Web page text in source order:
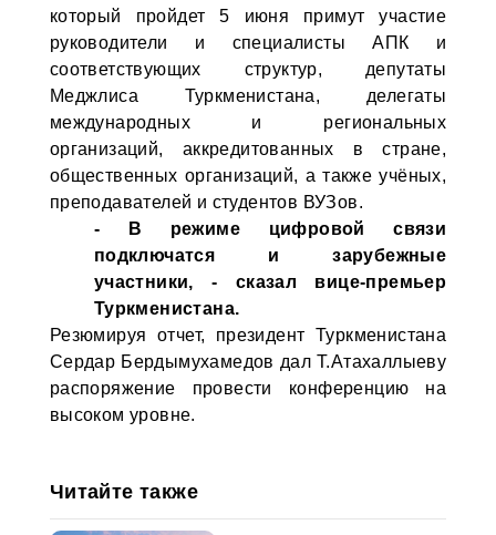
который пройдет 5 июня примут участие
руководители и специалисты АПК и
соответствующих структур, депутаты
Меджлиса Туркменистана, делегаты
международных и региональных
организаций, аккредитованных в стране,
общественных организаций, а также учёных,
преподавателей и студентов ВУЗов.
- В режиме цифровой связи
подключатся и зарубежные
участники, - сказал вице-премьер
Туркменистана.
Резюмируя отчет, президент Туркменистана
Сердар Бердымухамедов дал Т.Атахаллыеву
распоряжение провести конференцию на
высоком уровне.
Читайте также